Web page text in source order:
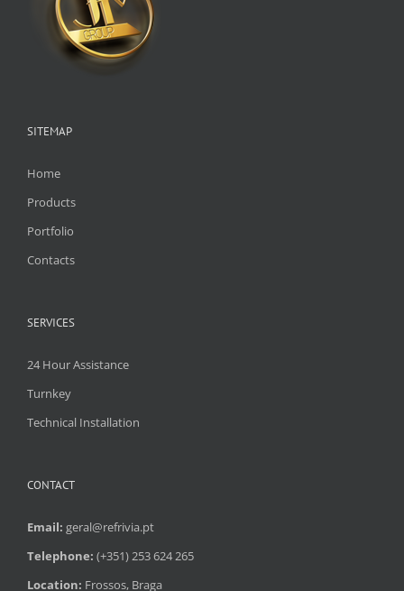
SITEMAP
Home
Products
Portfolio
Contacts
SERVICES
24 Hour Assistance
Turnkey
Technical Installation
CONTACT
Email: geral@refrivia.pt
Telephone: (+351) 253 624 265
Location: Frossos, Braga